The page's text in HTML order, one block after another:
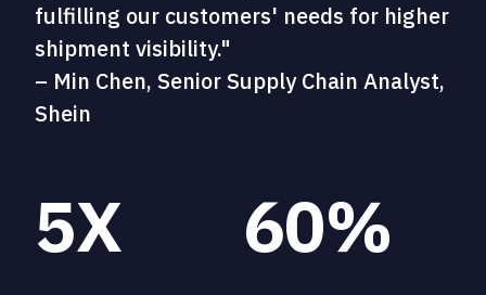
fulfilling our customers' needs for higher
shipment visibility."
– Min Chen, Senior Supply Chain Analyst,
Shein
5X 60%